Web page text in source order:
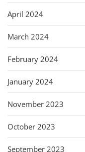
April 2024
March 2024
February 2024
January 2024
November 2023
October 2023
September 2023